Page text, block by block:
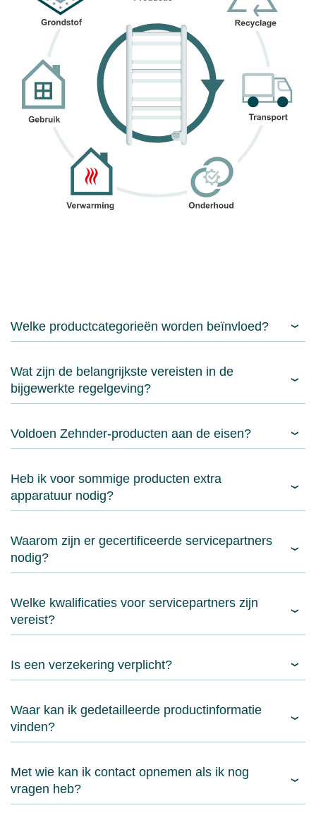
Welke productcategorieën worden beïnvloed?
Wat zijn de belangrijkste vereisten in de
bijgewerkte regelgeving?
Voldoen Zehnder-producten aan de eisen?
Heb ik voor sommige producten extra
apparatuur nodig?
Waarom zijn er gecertificeerde servicepartners
nodig?
Welke kwalificaties voor servicepartners zijn
vereist?
Is een verzekering verplicht?
Waar kan ik gedetailleerde productinformatie
vinden?
Met wie kan ik contact opnemen als ik nog
vragen heb?